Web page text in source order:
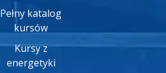
Pełny katalog
kursów
Kursy z
energetyki